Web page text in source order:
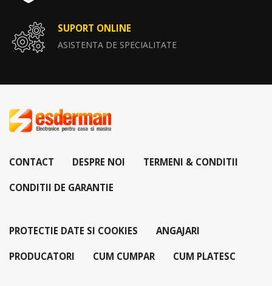
SUPORT ONLINE
ASISTENTA DE SPECIALITATE
CONTACT DESPRE NOI TERMENI & CONDITII
CONDITII DE GARANTIE
PROTECTIE DATE SI COOKIES ANGAJARI
PRODUCATORI CUM CUMPAR CUM PLATESC